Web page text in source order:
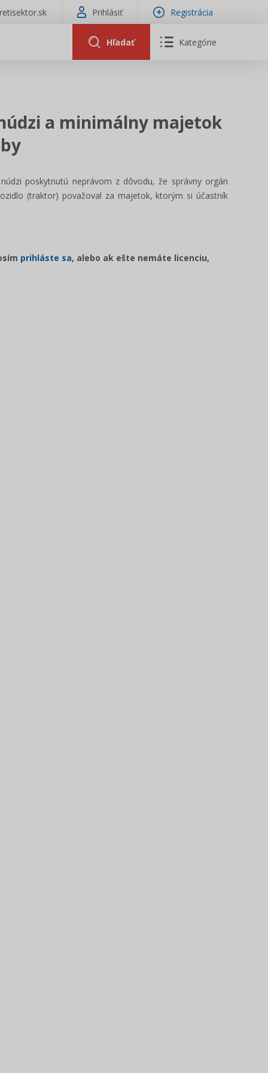
Prihlásiť Registrácia
Hľadať Kategórie
a minimálny majetok
poskytnutú neprávom z dôvodu, že správny orgán
(traktor) považoval za majetok, ktorým si účastník
prihláste sa, alebo ak ešte nemáte licenciu,